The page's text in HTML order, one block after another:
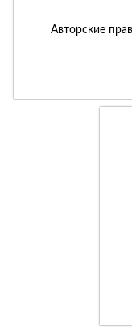
Авторские